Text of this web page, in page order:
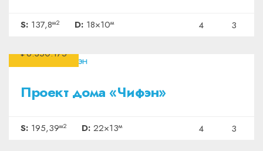
S: 137,8м2 D: 18×10м 4 3
₽6.350.175
Проект дома «Чифэн»
S: 195,39м2 D: 22×13м 4 3